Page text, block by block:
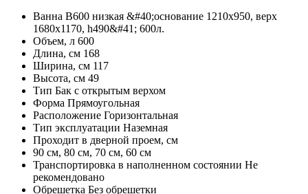
Ванна В600 низкая &#40;основание 1210х950, верх
1680х1170, h490&#41; 600л.
Объем, л 600
Длина, см 168
Ширина, см 117
Высота, см 49
Тип Бак с открытым верхом
Форма Прямоугольная
Расположение Горизонтальная
Тип эксплуатации Наземная
Проходит в дверной проем, см
90 см, 80 см, 70 см, 60 см
Транспортировка в наполненном состоянии Не
рекомендовано
Обрешетка Без обрешетки